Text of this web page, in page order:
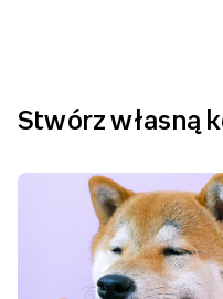
Stwórz własną